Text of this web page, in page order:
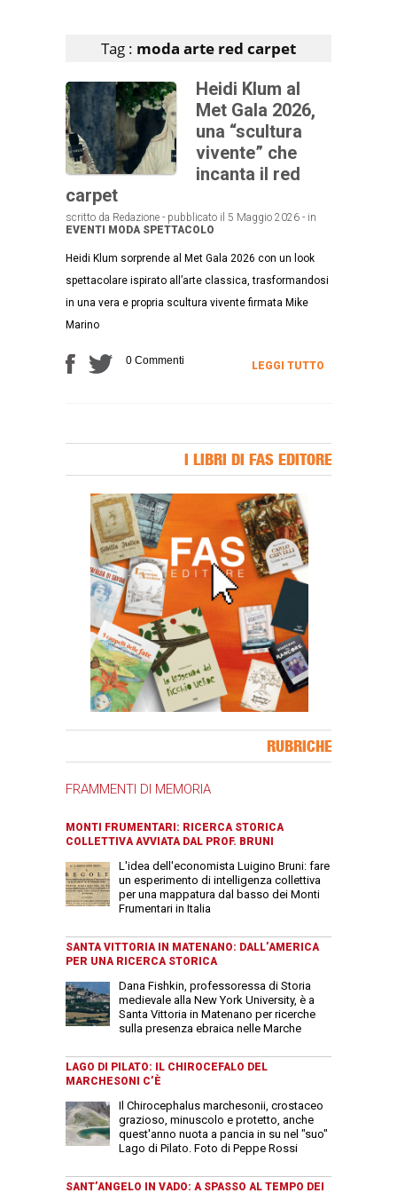
Tag : moda arte red carpet
Heidi Klum al
Met Gala 2026,
una “scultura
vivente” che
incanta il red
carpet
scritto da Redazione - pubblicato il 5 Maggio 2026 - in
EVENTI MODA SPETTACOLO
Heidi Klum sorprende al Met Gala 2026 con un look
spettacolare ispirato all’arte classica, trasformandosi
in una vera e propria scultura vivente firmata Mike
Marino
0 Commenti LEGGI TUTTO
I LIBRI DI FAS EDITORE
RUBRICHE
FRAMMENTI DI MEMORIA
MONTI FRUMENTARI: RICERCA STORICA
COLLETTIVA AVVIATA DAL PROF. BRUNI
L'idea dell'economista Luigino Bruni: fare
un esperimento di intelligenza collettiva
per una mappatura dal basso dei Monti
Frumentari in Italia
SANTA VITTORIA IN MATENANO: DALL’AMERICA
PER UNA RICERCA STORICA
Dana Fishkin, professoressa di Storia
medievale alla New York University, è a
Santa Vittoria in Matenano per ricerche
sulla presenza ebraica nelle Marche
LAGO DI PILATO: IL CHIROCEFALO DEL
MARCHESONI C’È
Il Chirocephalus marchesonii, crostaceo
grazioso, minuscolo e protetto, anche
quest'anno nuota a pancia in su nel "suo"
Lago di Pilato. Foto di Peppe Rossi
SANT’ANGELO IN VADO: A SPASSO AL TEMPO DEI